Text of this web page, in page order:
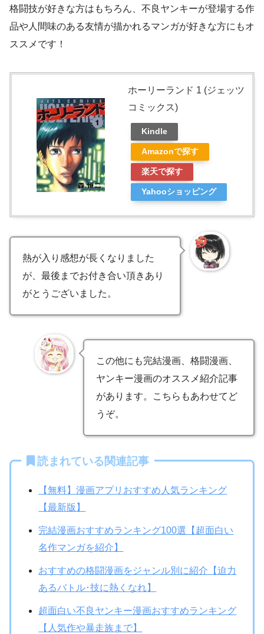
格闘技が好きな方はもちろん、不良ヤンキーが登場する作
品や人間味のある友情が描かれるマンガが好きな方にもオ
ススメです！
ホーリーランド 1 (ジェッツ
コミックス)
Kindle
Amazonで探す
楽天で探す
Yahooショッピング
熱が入り感想が長くなりました
が、最後までお付き合い頂きあり
がとうございました。
この他にも完結漫画、格闘漫画、
ヤンキー漫画のオススメ紹介記事
があります。こちらもあわせてど
うぞ。
読まれている関連記事
【無料】漫画アプリおすすめ人気ランキング
【最新版】
完結漫画おすすめランキング100選【超面白い
名作マンガを紹介】
おすすめの格闘漫画をジャンル別に紹介【迫力
あるバトル･技に熱くなれ】
超面白い不良ヤンキー漫画おすすめランキング
【人気作や暴走族まで】